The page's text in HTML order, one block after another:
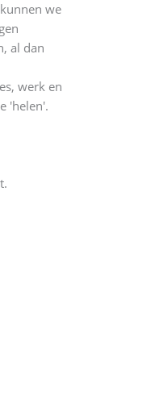
we
al dan
werk en
'helen'.